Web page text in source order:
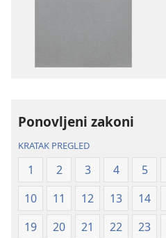
Ponovljeni zakoni
KRATAK PREGLED
1 2 3 4 5
10
11 12 13 14
19
20 21 22 23